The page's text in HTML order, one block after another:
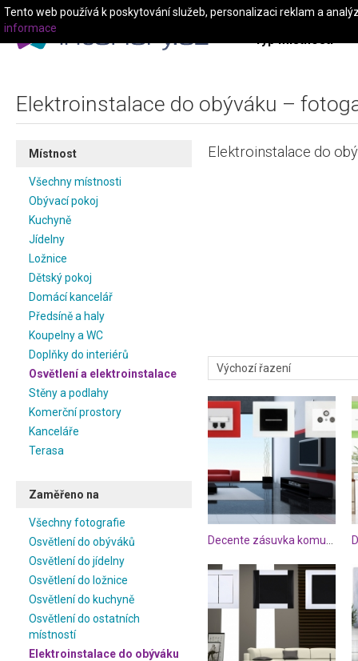
Typ místnosti
Elektroinstalace do obýváku –
Místnost
Všechny místnosti
Obývací pokoj
Kuchyně
Jídelny
Ložnice
Dětský pokoj
Domácí kancelář
Předsíně a haly
Koupelny a WC
Doplňky do interiérů
Osvětlení a elektroinstalace
Stěny a podlahy
Komerční prostory
Kanceláře
Terasa
Zaměřeno na
Všechny fotografie
Osvětlení do obýváků
Osvětlení do jídelny
Osvětlení do ložnice
Osvětlení do kuchyně
Osvětlení do ostatních
místností
Elektroinstalace do obýváku
Elektroinstalace do
Tento web používá k poskytování služeb, personalizaci reklam a
informace